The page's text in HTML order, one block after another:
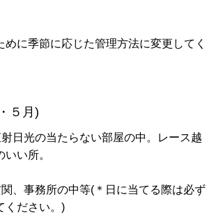
めに季節に応じた管理方法に変更してく
５月)
日光の当たらない部屋の中。レース越
い所。
、事務所の中等(＊日に当てる際は必ず
ください。)